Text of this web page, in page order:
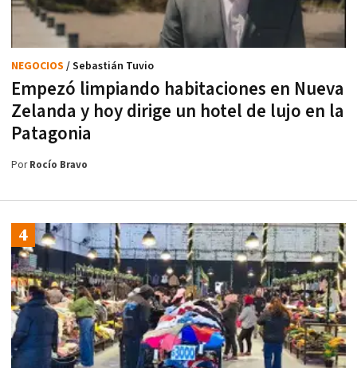
Empezó limpiando habitaciones en Nueva
Zelanda y hoy dirige un hotel de lujo en la
Patagonia
NEGOCIOS / Sebastián Tuvio
PorRocío Bravo